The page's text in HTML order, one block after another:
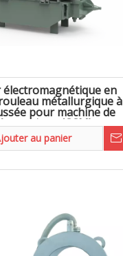
en
métallurgique à
pour machine de
continue (CCM)
au panier